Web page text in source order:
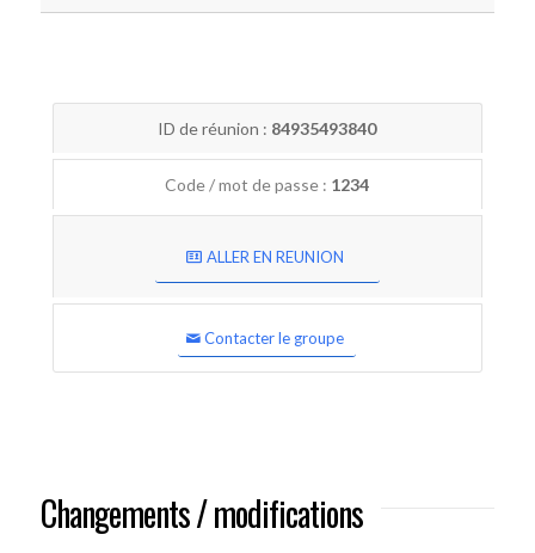
ID de réunion : 84935493840
Code / mot de passe : 1234
ALLER EN REUNION
Contacter le groupe
Changements / modifications